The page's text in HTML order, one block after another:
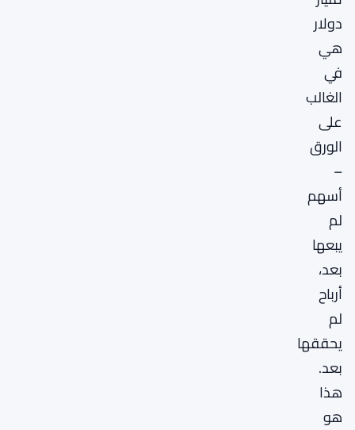
دولار
هي
في
الغالب
على
الورق
–
أسهم
لم
يبعها
بعد،
أرباح
لم
يحققها
بعد.
هذا
هو